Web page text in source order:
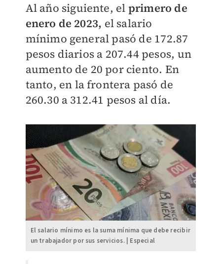
Al año siguiente, el primero de
enero de 2023, el salario
mínimo general pasó de 172.87
pesos diarios a 207.44 pesos, un
aumento de 20 por ciento. En
tanto, en la frontera pasó de
260.30 a 312.41 pesos al día.
El salario mínimo es la suma mínima que debe recibir
un trabajador por sus servicios. | Especial